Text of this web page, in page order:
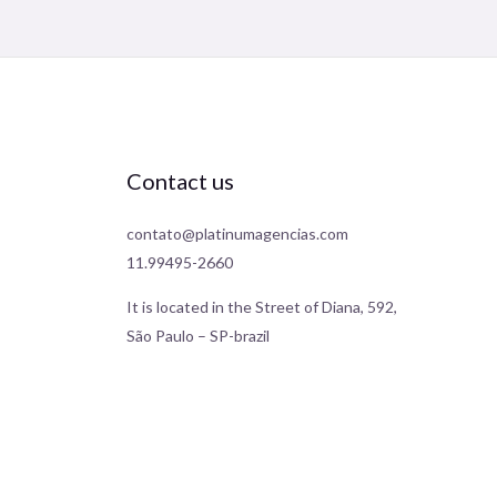
Contact us
contato@platinumagencias.com
11.99495-2660
It is located in the Street of Diana, 592,
São Paulo – SP-brazil